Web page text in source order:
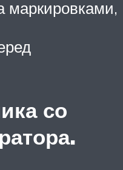
маркировками,
со